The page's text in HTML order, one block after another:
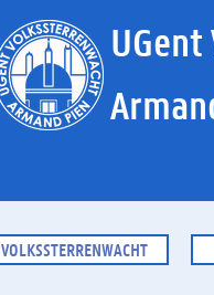
VOLKSSTERRENWACHT